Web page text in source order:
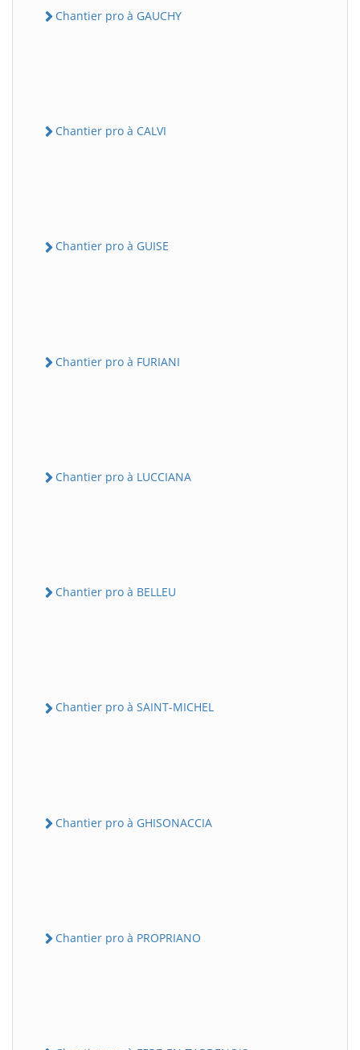
Chantier pro à GAUCHY
Chantier pro à CALVI
Chantier pro à GUISE
Chantier pro à FURIANI
Chantier pro à LUCCIANA
Chantier pro à BELLEU
Chantier pro à SAINT-MICHEL
Chantier pro à GHISONACCIA
Chantier pro à PROPRIANO